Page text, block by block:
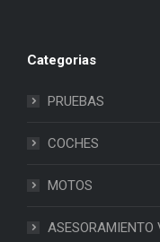
Categorias
PRUEBAS
COCHES
MOTOS
ASESORAMIENTO